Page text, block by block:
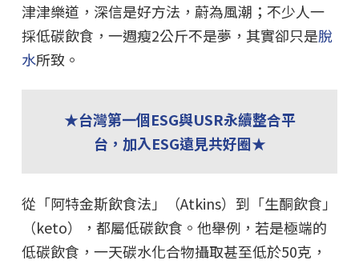
津津樂道，深信是好方法，蔚為風潮；不少人一
採低碳飲食，一週瘦2公斤不是夢，其實卻只是脫
水所致。
★台灣第一個ESG與USR永續整合平
台，加入ESG遠見共好圈★
從「阿特金斯飲食法」（Atkins）到「生酮飲食」
（keto），都屬低碳飲食。他舉例，若是極端的
低碳飲食，一天碳水化合物攝取甚至低於50克，